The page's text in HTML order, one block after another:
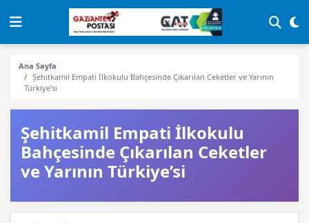
Ana Sayfa
Şehitkamil Empati İlkokulu Bahçesinde Çıkarılan Ceketler ve Yarının
Türkiye’si
Şehitkamil Empati İlkokulu
Bahçesinde Çıkarılan Ceketler
ve Yarının Türkiye’si